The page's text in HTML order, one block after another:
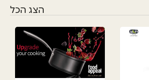
הצג הכל